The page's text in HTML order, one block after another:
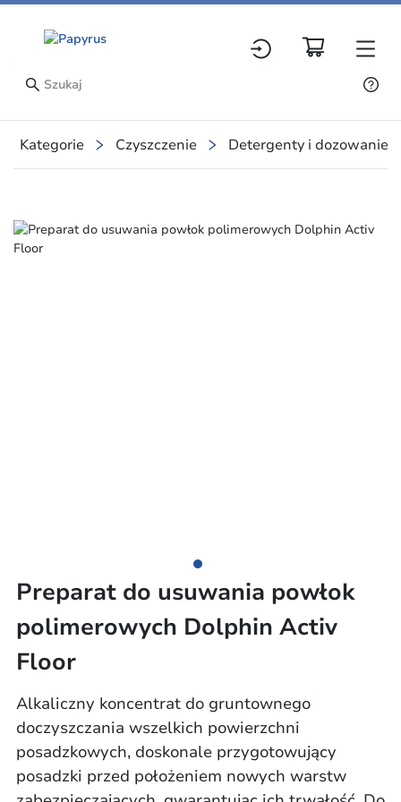
Kategorie Czyszczenie Detergenty i dozowanie
Slide 1 of 1
Preparat do usuwania powłok
polimerowych Dolphin Activ
Floor
Alkaliczny koncentrat do gruntownego
doczyszczania wszelkich powierzchni
posadzkowych, doskonale przygotowujący
posadzki przed położeniem nowych warstw